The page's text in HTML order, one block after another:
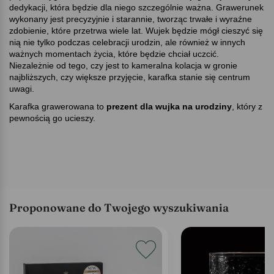
dedykacji, która będzie dla niego szczególnie ważna. Grawerunek
wykonany jest precyzyjnie i starannie, tworząc trwałe i wyraźne
zdobienie, które przetrwa wiele lat. Wujek będzie mógł cieszyć się
nią nie tylko podczas celebracji urodzin, ale również w innych
ważnych momentach życia, które będzie chciał uczcić.
Niezależnie od tego, czy jest to kameralna kolacja w gronie
najbliższych, czy większe przyjęcie, karafka stanie się centrum
uwagi.
Karafka grawerowana to prezent dla wujka na urodziny , który z
pewnością go ucieszy.
Proponowane do Twojego wyszukiwania